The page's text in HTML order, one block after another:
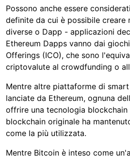
Possono anche essere
definite da cui è possibile creare
diverse o Dapp - applicazioni
Ethereum Dapps vanno dai
Offerings (ICO), che sono
criptovalute al crowdfunding o
Mentre altre piattaforme di
lanciate da Ethereum, ognuna
offrire una tecnologia
blockchain originale ha
come la più utilizzata.
Mentre Bitcoin è inteso come